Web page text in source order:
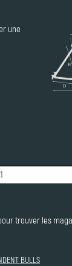
une
trouver les
BULLS